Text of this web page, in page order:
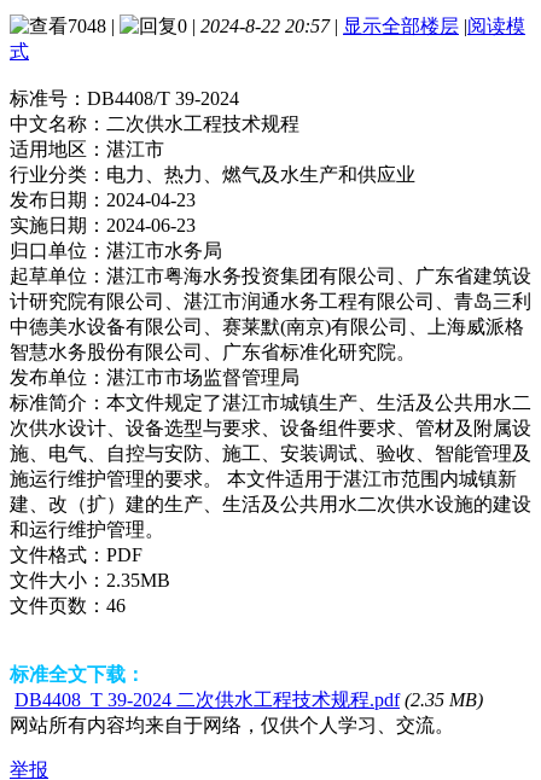
7048 | 0 | 2024-8-22 20:57 | 显示全部楼层 |阅读模
式
标准号： DB4408/T 39-2024
中文名称： 二次供水工程技术规程
适用地区： 湛江市
行业分类： 电力、热力、燃气及水生产和供应业
发布日期： 2024-04-23
实施日期： 2024-06-23
归口单位： 湛江市水务局
起草单位： 湛江市粤海水务投资集团有限公司、广东省建筑设
计研究院有限公司、湛江市润通水务工程有限公司、青岛三利
中德美水设备有限公司、赛莱默(南京)有限公司、上海威派格
智慧水务股份有限公司、广东省标准化研究院。
发布单位： 湛江市市场监督管理局
标准简介： 本文件规定了湛江市城镇生产、生活及公共用水二
次供水设计、设备选型与要求、设备组件要求、管材及附属设
施、电气、自控与安防、施工、安装调试、验收、智能管理及
施运行维护管理的要求。 本文件适用于湛江市范围内城镇新
建、改（扩）建的生产、生活及公共用水二次供水设施的建设
和运行维护管理。
文件格式： PDF
文件大小： 2.35MB
文件页数： 46
标准全文下载：
DB4408_T 39-2024 二次供水工程技术规程.pdf (2.35 MB)
网站所有内容均来自于网络，仅供个人学习、交流。
举报